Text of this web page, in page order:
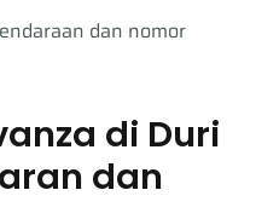
dan nomor
di Duri
dan